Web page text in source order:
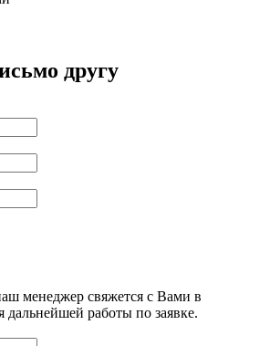
другу
менеджер свяжется с Вами в
работы по заявке.